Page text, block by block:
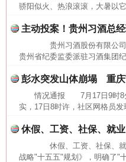
骄阳似火、热浪滚滚，大暑
主动投案！贵州习酒总
贵州习酒股份有限公司
贵州省纪委监委派驻习酒集团
彭水突发山体崩塌 重庆
情况通报 7月17日9时8分
实，17日8时许，社区网格员
休假、工资、社保、就
休假、工资、社保、就
战略"十五五"规划》，明确了"
网上购药对药下